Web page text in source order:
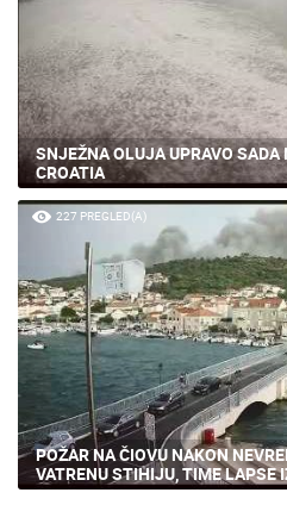
SNJEŽNA OLUJA UPRAVO
CROATIA
227 PREGLED(A)
POŽAR NA ČIOVU NAKON
VATRENU STIHIJU, TIME LAPSE